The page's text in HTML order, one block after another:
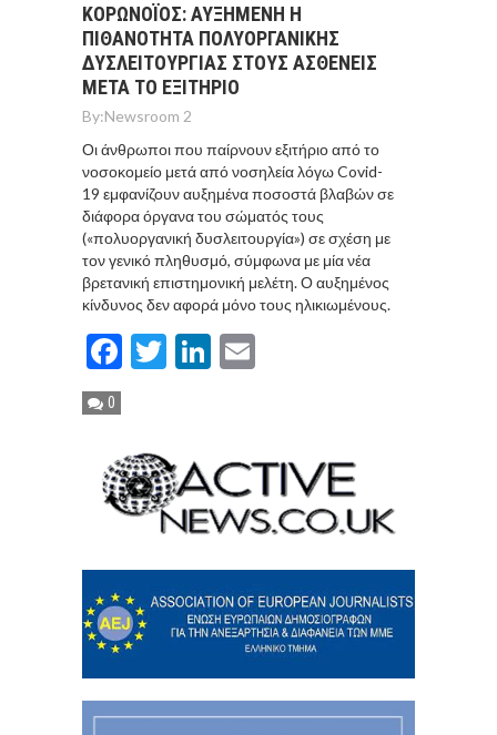
ΚΟΡΩΝΟΪΟΣ: ΑΥΞΗΜΕΝΗ Η
ΠΙΘΑΝΟΤΗΤΑ ΠΟΛΥΟΡΓΑΝΙΚΗΣ
ΔΥΣΛΕΙΤΟΥΡΓΙΑΣ ΣΤΟΥΣ ΑΣΘΕΝΕΙΣ
ΜΕΤΑ ΤΟ ΕΞΙΤΗΡΙΟ
By:Newsroom 2
Οι άνθρωποι που παίρνουν εξιτήριο από το
νοσοκομείο μετά από νοσηλεία λόγω Covid-
19 εμφανίζουν αυξημένα ποσοστά βλαβών σε
διάφορα όργανα του σώματός τους
(«πολυοργανική δυσλειτουργία») σε σχέση με
τον γενικό πληθυσμό, σύμφωνα με μία νέα
βρετανική επιστημονική μελέτη. Ο αυξημένος
κίνδυνος δεν αφορά μόνο τους ηλικιωμένους.
Facebook
TwitterLinkedIn
0